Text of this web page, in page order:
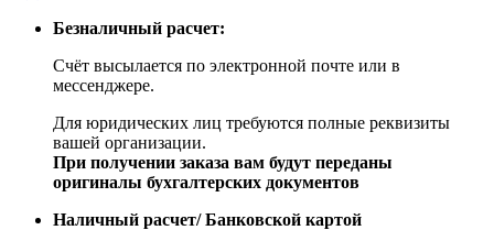
Безналичный расчет:
Счёт высылается по электронной почте или в
мессенджере.
Для юридических лиц требуются полные реквизиты
вашей организации.
При получении заказа вам будут переданы
оригиналы бухгалтерских документов
Наличный расчет/ Банковской картой